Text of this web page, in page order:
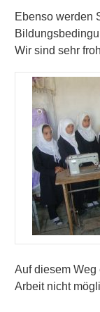
Ebenso werden
Wir sind sehr
Auf diesem
Arbeit nicht